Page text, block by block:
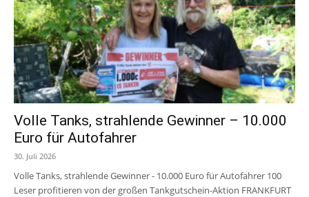
Volle Tanks, strahlende Gewinner – 10.000
Euro für Autofahrer
30. Juli 2026
Volle Tanks, strahlende Gewinner - 10.000 Euro für Autofahrer 100
Leser profitieren von der großen Tankgutschein-Aktion FRANKFURT